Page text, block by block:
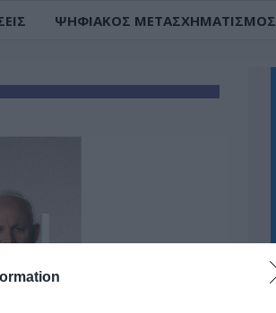
ΨΗΦΙΑΚΟΣ ΜΕΤΑΣΧΗΜΑΤΙΣΜΟΣ